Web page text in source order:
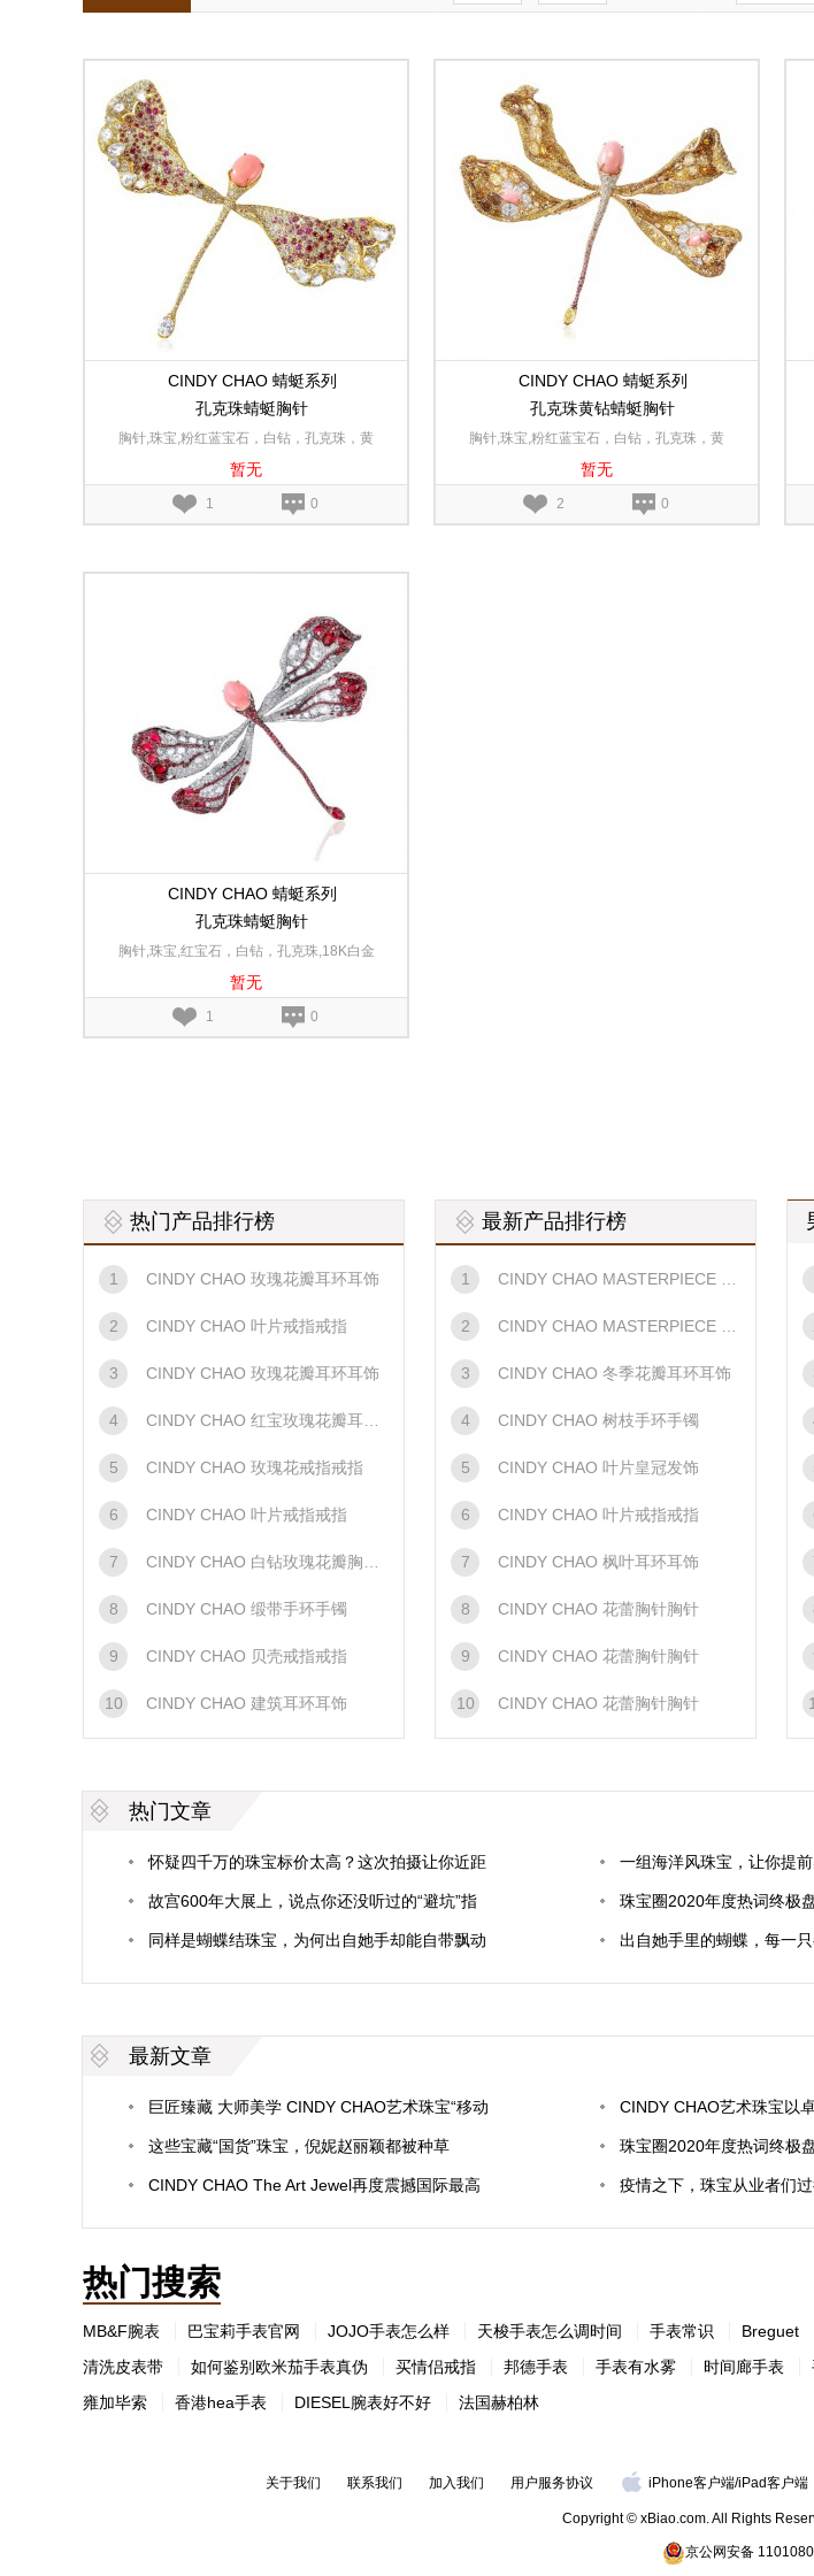
CINDY CHAO 蜻蜓系列
孔克珠蜻蜓胸针
胸针,珠宝,粉红蓝宝石，白钻，孔克珠，黄
钻，柘榴石,18K黄金
暂无
1 0
CINDY CHAO 蜻蜓系列
孔克珠黄钻蜻蜓胸针
胸针,珠宝,粉红蓝宝石，白钻，孔克珠，黄
钻,18K黄金
暂无
2 0
CINDY CHAO 蜻蜓系列
孔克珠蜻蜓胸针
胸针,珠宝,红宝石，白钻，孔克珠,18K白金
暂无
1 0
热门产品排行榜
1 CINDY CHAO 玫瑰花瓣耳环耳饰
2 CINDY CHAO 叶片戒指戒指
3 CINDY CHAO 玫瑰花瓣耳环耳饰
4 CINDY CHAO 红宝玫瑰花瓣耳环耳饰
5 CINDY CHAO 玫瑰花戒指戒指
6 CINDY CHAO 叶片戒指戒指
7 CINDY CHAO 白钻玫瑰花瓣胸针胸针
8 CINDY CHAO 缎带手环手镯
9 CINDY CHAO 贝壳戒指戒指
10 CINDY CHAO 建筑耳环耳饰
最新产品排行榜
1 CINDY CHAO MASTERPIECE IX冬叶套链项链
2 CINDY CHAO MASTERPIECE XVI金黄羽饰胸针
3 CINDY CHAO 冬季花瓣耳环耳饰
4 CINDY CHAO 树枝手环手镯
5 CINDY CHAO 叶片皇冠发饰
6 CINDY CHAO 叶片戒指戒指
7 CINDY CHAO 枫叶耳环耳饰
8 CINDY CHAO 花蕾胸针胸针
9 CINDY CHAO 花蕾胸针胸针
10 CINDY CHAO 花蕾胸针胸针
热门文章
怀疑四千万的珠宝标价太高？这次拍摄让你近距
离看个明白
一组海洋风珠宝，让你提
故宫600年大展上，说点你还没听过的“避坑”指
南
珠宝圈2020年度热词终极
同样是蝴蝶结珠宝，为何出自她手却能自带飘动
感？
出自她手里的蝴蝶，每一
最新文章
巨匠臻藏 大师美学 CINDY CHAO艺术珠宝“移动
博物馆” 移师伦敦巨匠臻藏艺博会
CINDY CHAO艺术珠宝以
宝工艺 连续三年受邀参加欧洲
(TEFAF)
这些宝藏“国货”珠宝，倪妮赵丽颖都被种草 珠宝圈2020年度热词终极
CINDY CHAO The Art Jewel再度震撼国际最高
规格艺术博览会TEFAF，联袂荷兰国宝级建筑大师
打造艺术珠宝移动博物馆
疫情之下，珠宝从业者们
热门搜索
MB&F腕表 巴宝莉手表官网 JOJO手表怎么样 天梭手表怎么调时间 手表常识 Breguet
清洗皮表带
如何鉴别欧米茄手表真伪 买情侣戒指 邦德手表 手表有水雾 时间廊手表
雍加毕索
香港hea手表 DIESEL腕表好不好 法国赫柏林
关于我们 联系我们 加入我们 用户服务协议 iPhone客户端/iPad客户端
Copyright © xBiao.com. All Rights
京公网安备